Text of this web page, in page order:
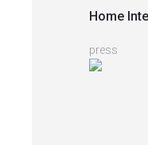
Home
press